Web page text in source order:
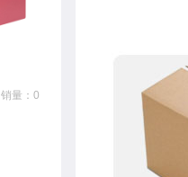
销量：0